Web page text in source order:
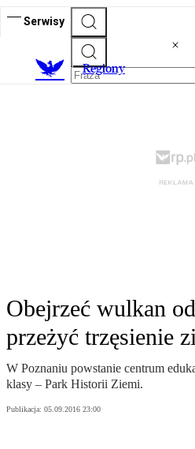
Serwisy
Regiony
Obejrzeć wulkan
przeżyć trzęsienie
W Poznaniu powstanie centrum
klasy – Park Historii Ziemi.
Publikacja: 05.09.2016 23:00